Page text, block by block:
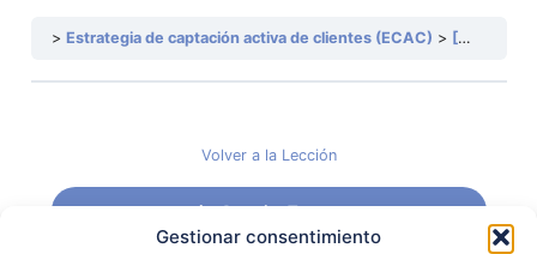
Gestionar consentimiento
Estrategia de captación activa de clientes (ECAC) [ECAC] Fase 3: Llamada de atención
Anterior Tema
Volver a la Lección